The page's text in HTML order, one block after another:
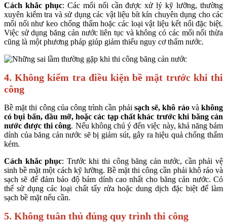
Cách khắc phục: Các mối nối cần được xử lý kỹ lưỡng, thường
xuyên kiểm tra và sử dụng các vật liệu bít kín chuyên dụng cho các
mối nối như keo chống thấm hoặc các loại vật liệu kết nối đặc biệt.
Việc sử dụng băng cản nước liên tục và không có các mối nối thừa
cũng là một phương pháp giúp giảm thiểu nguy cơ thấm nước.
4.Không kiểm tra điều kiện bề mặt trước khi thi
công
Bề mặt thi công của công trình cần phải sạch sẽ, khô ráovàkhông
có bụi bẩn, dầu mỡ, hoặc các tạp chất khác trước khi băng cản
nước được thi công. Nếu không chú ý đến việc này, khả năng bám
dính của băng cản nước sẽ bị giảm sút, gây ra hiệu quả chống thấm
kém.
Cách khắc phục: Trước khi thi công băng cản nước, cần phải vệ
sinh bề mặt một cách kỹ lưỡng. Bề mặt thi công cần phải khô ráo và
sạch sẽ để đảm bảo độ bám dính cao nhất cho băng cản nước. Có
thể sử dụng các loại chất tẩy rửa hoặc dung dịch đặc biệt để làm
sạch bề mặt nếu cần.
5. Không tuân thủ đúng quy trình thi công